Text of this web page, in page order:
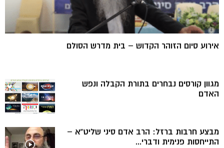
אירוע סיום הזוהר הקדוש – בית מדרש הסולם
מגוון קורסים נבחרים בתורת הקבלה ונפש
האדם
מבצע חרבות ברזל: הרב אדם סיני שליט”א –
התייחסות פנימית ודברי...